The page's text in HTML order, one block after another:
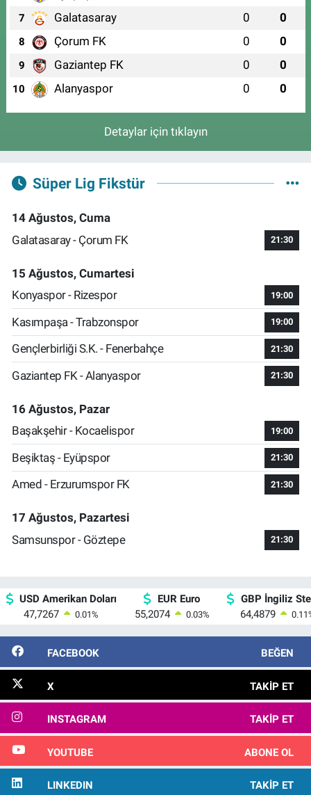
7 Galatasaray 0 0
8 Çorum FK 0 0
9 Gaziantep FK 0 0
10 Alanyaspor 0 0
Detaylar için tıklayın
Süper Lig Fikstür
14 Ağustos, Cuma
Galatasaray - Çorum FK
21:30
15 Ağustos, Cumartesi
Konyaspor - Rizespor
19:00
Kasımpaşa - Trabzonspor 19:00
Gençlerbirliği S.K. - Fenerbahçe 21:30
Gaziantep FK - Alanyaspor 21:30
16 Ağustos, Pazar
Başakşehir - Kocaelispor
19:00
Beşiktaş - Eyüpspor 21:30
Amed - Erzurumspor FK 21:30
17 Ağustos, Pazartesi
Samsunspor - Göztepe
21:30
USD Amerikan Doları
47,7267
0.01%
EUR Euro
55,2074
0.03%
GBP İngiliz
64,4879
0.11
FACEBOOK BEĞEN
X TAKIP ET
INSTAGRAM TAKIP ET
YOUTUBE ABONE OL
LINKEDIN TAKIP ET